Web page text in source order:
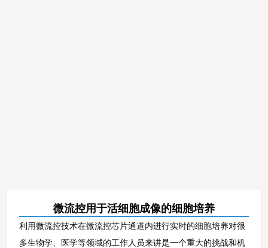
微流控用于活细胞成像的细胞培养
利用微流控技术在微流控芯片通道内进行实时的细胞培养对很
多生物学、医学等领域的工作人员来讲是一个重大的挑战和机